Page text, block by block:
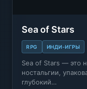
Sea of Stars
RPG ИНДИ-ИГРЫ
Sea of Stars — это
ностальгии,
глубокий…